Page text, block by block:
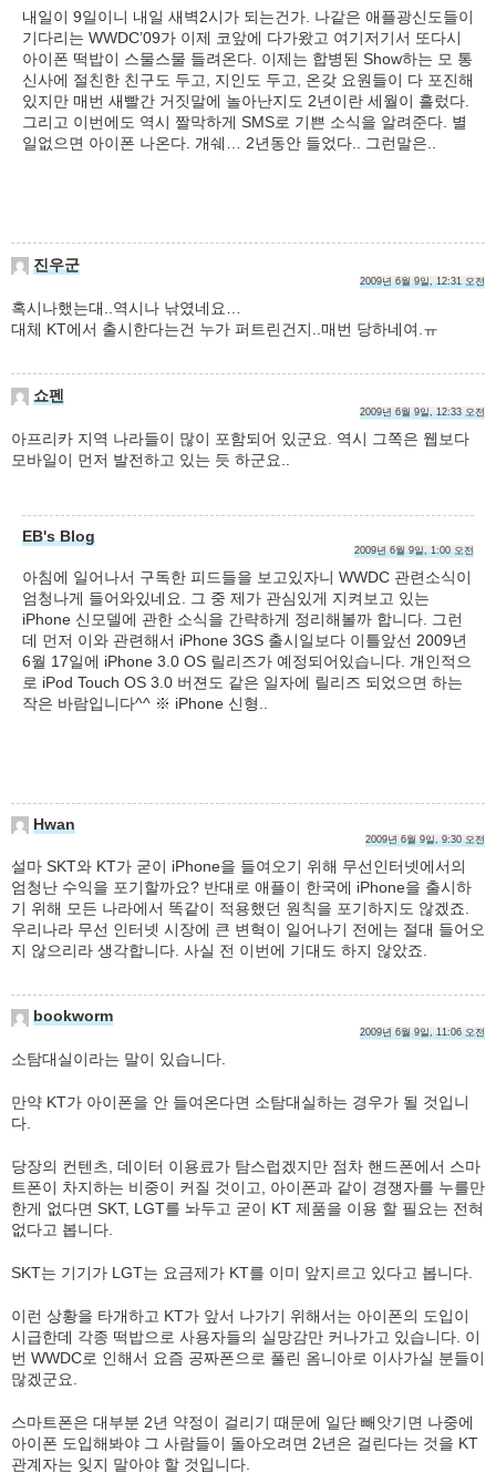
내일이 9일이니 내일 새벽2시가 되는건가. 나같은 애플광신도들이
기다리는 WWDC’09가 이제 코앞에 다가왔고 여기저기서 또다시
아이폰 떡밥이 스물스물 들려온다. 이제는 합병된 Show하는 모 통
신사에 절친한 친구도 두고, 지인도 두고, 온갖 요원들이 다 포진해
있지만 매번 새빨간 거짓말에 놀아난지도 2년이란 세월이 흘렀다.
그리고 이번에도 역시 짤막하게 SMS로 기쁜 소식을 알려준다. 별
일없으면 아이폰 나온다. 개쉐… 2년동안 들었다.. 그런말은..
진우군
2009년 6월 9일, 12:31 오전
혹시나했는대..역시나 낚였네요…
대체 KT에서 출시한다는건 누가 퍼트린건지..매번 당하네여.ㅠ
쇼펜
2009년 6월 9일, 12:33 오전
아프리카 지역 나라들이 많이 포함되어 있군요. 역시 그쪽은 웹보다
모바일이 먼저 발전하고 있는 듯 하군요..
EB's Blog
2009년 6월 9일, 1:00 오전
아침에 일어나서 구독한 피드들을 보고있자니 WWDC 관련소식이
엄청나게 들어와있네요. 그 중 제가 관심있게 지켜보고 있는
iPhone 신모델에 관한 소식을 간략하게 정리해볼까 합니다. 그런
데 먼저 이와 관련해서 iPhone 3GS 출시일보다 이틀앞선 2009년
6월 17일에 iPhone 3.0 OS 릴리즈가 예정되어있습니다. 개인적으
로 iPod Touch OS 3.0 버젼도 같은 일자에 릴리즈 되었으면 하는
작은 바람입니다^^ ※ iPhone 신형..
Hwan
2009년 6월 9일, 9:30 오전
설마 SKT와 KT가 굳이 iPhone을 들여오기 위해 무선인터넷에서의
엄청난 수익을 포기할까요? 반대로 애플이 한국에 iPhone을 출시하
기 위해 모든 나라에서 똑같이 적용했던 원칙을 포기하지도 않겠죠.
우리나라 무선 인터넷 시장에 큰 변혁이 일어나기 전에는 절대 들어오
지 않으리라 생각합니다. 사실 전 이번에 기대도 하지 않았죠.
bookworm
2009년 6월 9일, 11:06 오전
소탐대실이라는 말이 있습니다.
만약 KT가 아이폰을 안 들여온다면 소탐대실하는 경우가 될 것입니
다.
당장의 컨텐츠, 데이터 이용료가 탐스럽겠지만 점차 핸드폰에서 스마
트폰이 차지하는 비중이 커질 것이고, 아이폰과 같이 경쟁자를 누를만
한게 없다면 SKT, LGT를 놔두고 굳이 KT 제품을 이용 할 필요는 전혀
없다고 봅니다.
SKT는 기기가 LGT는 요금제가 KT를 이미 앞지르고 있다고 봅니다.
이런 상황을 타개하고 KT가 앞서 나가기 위해서는 아이폰의 도입이
시급한데 각종 떡밥으로 사용자들의 실망감만 커나가고 있습니다. 이
번 WWDC로 인해서 요즘 공짜폰으로 풀린 옴니아로 이사가실 분들이
많겠군요.
스마트폰은 대부분 2년 약정이 걸리기 때문에 일단 빼앗기면 나중에
아이폰 도입해봐야 그 사람들이 돌아오려면 2년은 걸린다는 것을 KT
관계자는 잊지 말아야 할 것입니다.